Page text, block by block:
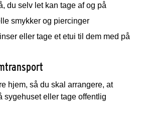
du selv let kan tage af og på
smykker og piercinger
eller tage et etui til dem med på
hjem, så du skal arrangere, at
sygehuset eller tage offentlig